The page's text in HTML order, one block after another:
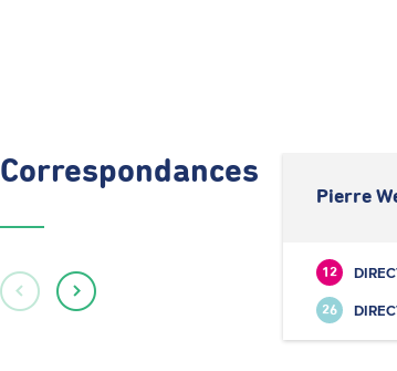
Correspondances
Pierre
12
26